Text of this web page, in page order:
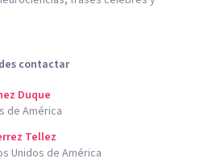
contactar
Duque
de América
Tellez
Unidos de América